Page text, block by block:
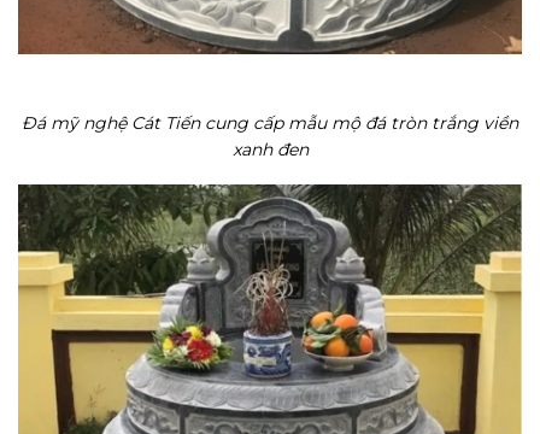
Đá mỹ nghệ Cát Tiến cung cấp mẫu mộ đá tròn trắng viền
xanh đen